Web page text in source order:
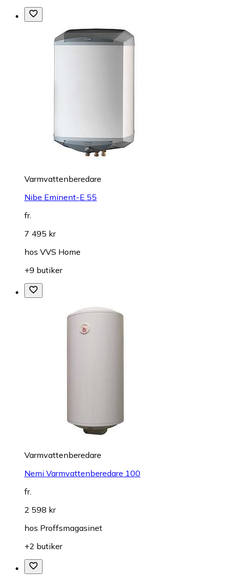
Varmvattenberedare
Nibe Eminent-E 55
fr.
7 495 kr
hos VVS Home
+9 butiker
Varmvattenberedare
Nemi Varmvattenberedare 100
fr.
2 598 kr
hos Proffsmagasinet
+2 butiker